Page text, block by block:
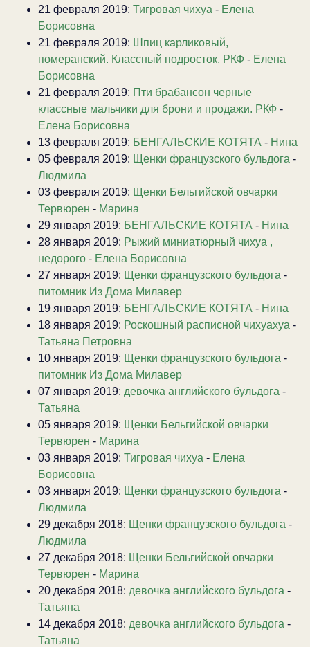
21 февраля 2019: Тигровая чихуа - Елена
Борисовна
21 февраля 2019: Шпиц карликовый,
померанский. Классный подросток. РКФ - Елена
Борисовна
21 февраля 2019: Пти брабансон черные
классные мальчики для брони и продажи. РКФ -
Елена Борисовна
13 февраля 2019: БЕНГАЛЬСКИЕ КОТЯТА - Нина
05 февраля 2019: Щенки французского бульдога -
Людмила
03 февраля 2019: Щенки Бельгийской овчарки
Тервюрен - Марина
29 января 2019: БЕНГАЛЬСКИЕ КОТЯТА - Нина
28 января 2019: Рыжий миниатюрный чихуа ,
недорого - Елена Борисовна
27 января 2019: Щенки французского бульдога -
питомник Из Дома Милавер
19 января 2019: БЕНГАЛЬСКИЕ КОТЯТА - Нина
18 января 2019: Роскошный расписной чихуахуа -
Татьяна Петровна
10 января 2019: Щенки французского бульдога -
питомник Из Дома Милавер
07 января 2019: девочка английского бульдога -
Татьяна
05 января 2019: Щенки Бельгийской овчарки
Тервюрен - Марина
03 января 2019: Тигровая чихуа - Елена
Борисовна
03 января 2019: Щенки французского бульдога -
Людмила
29 декабря 2018: Щенки французского бульдога -
Людмила
27 декабря 2018: Щенки Бельгийской овчарки
Тервюрен - Марина
20 декабря 2018: девочка английского бульдога -
Татьяна
14 декабря 2018: девочка английского бульдога -
Татьяна